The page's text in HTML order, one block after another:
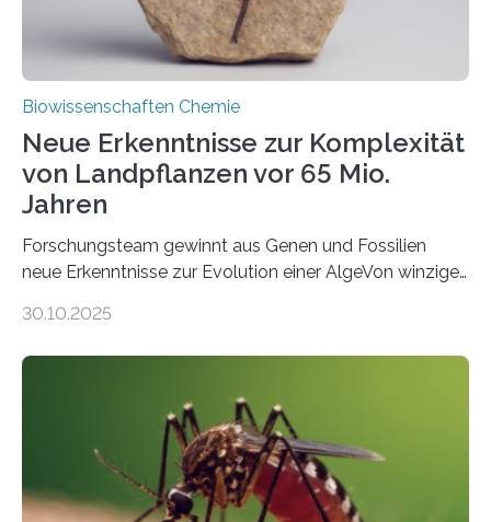
Biowissenschaften Chemie
Neue Erkenntnisse zur Komplexität
von Landpflanzen vor 65 Mio.
Jahren
Forschungsteam gewinnt aus Genen und Fossilien
neue Erkenntnisse zur Evolution einer AlgeVon winzigen
Landpflanzen zählen zu den komplexesten
Grünalgen, die vor Hunderten von Millionen Jahren
lebten. Unter den Vorfahren sticht eine Gruppe heraus,
die noch heute in der Natur vorkommt: die
Süßwasseralge Coleochaetophyceae. Einige Arten
dieser Gruppe bilden aus Zellfäden dichte Geflechte
30.10.2025